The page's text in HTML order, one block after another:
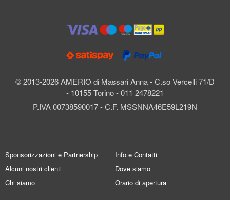
© 2013-2026 AMERIO di Massari Anna - C.so Vercelli 71/D
- 10155 Torino - 011 2478221
P.IVA 00738590017 - C.F. MSSNNA46E59L219N
Sponsorizzazioni e Partnership
Alcuni nostri clienti
Chi siamo
Info e Contatti
Dove siamo
Orario di apertura